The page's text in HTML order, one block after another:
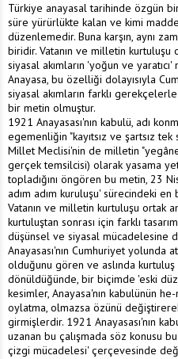
Türkiye anayasal tarihinde özgün
süre yürürlükte kalan ve kimi
düzenlemedir. Buna karşın, aynı
biridir. Vatanın ve milletin kurtuluşu
siyasal akımların 'yoğun ve
Anayasa, bu özelliği dolayısıyla
siyasal akımların farklı
bir metin olmuştur.
1921 Anayasası'nın kabulü, adı
egemenliğin "kayıtsız ve şartsız
Millet Meclisi'nin de milletin
gerçek temsilcisi) olarak yasama
topladığını öngören bu metin, 23
adım adım kuruluşu' sürecindeki en
Vatanın ve milletin kurtuluşu ortak
kurtuluştan sonrası için farklı
düşünsel ve siyasal mücadelesine
Anayasası'nın Cumhuriyet yolunda
olduğunu gören ve aslında kurtuluş
dönüldüğünde, bir biçimde 'eski
kesimler, Anayasa'nın kabulünün
oylatma, olmazsa özünü
girmişlerdir. 1921 Anayasası'nın
uzanan bu çalışmada söz konusu
çizgi mücadelesi' çerçevesinde